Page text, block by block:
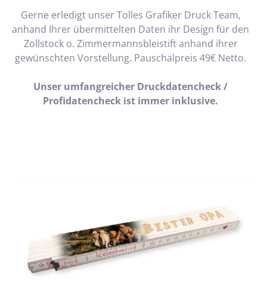
Gerne erledigt unser Tolles Grafiker Druck Team,
anhand Ihrer übermittelten Daten ihr Design für den
Zollstock o. Zimmermannsbleistift anhand ihrer
gewünschten Vorstellung. Pauschalpreis 49€ Netto.
Unser umfangreicher Druckdatencheck /
Profidatencheck ist immer inklusive.